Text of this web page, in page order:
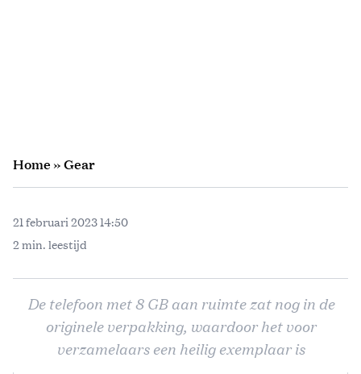
Home»Gear
21 februari 2023 14:50
2 min. leestijd
De telefoon met 8 GB aan ruimte zat nog in de
originele verpakking, waardoor het voor
verzamelaars een heilig exemplaar is